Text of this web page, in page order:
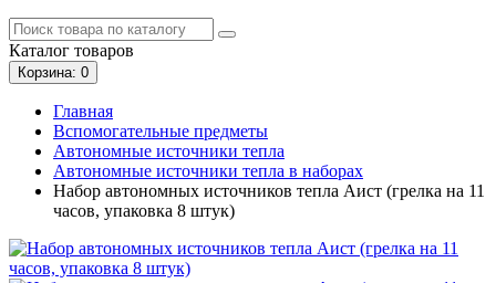
Каталог товаров
Корзина: 0
Главная
Вспомогательные предметы
Автономные источники тепла
Автономные источники тепла в наборах
Набор автономных источников тепла Аист (грелка на 11
часов, упаковка 8 штук)